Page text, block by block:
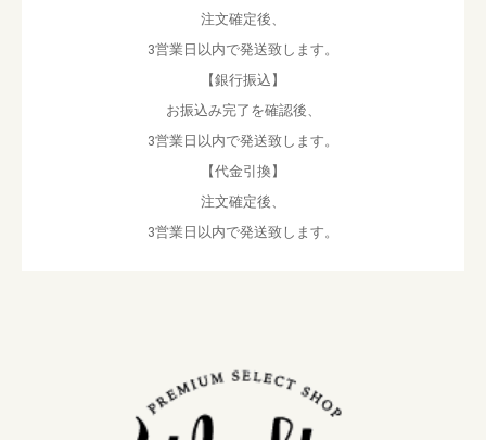
注文確定後、
3営業日以内で発送致します。
【銀行振込】
お振込み完了を確認後、
3営業日以内で発送致します。
【代金引換】
注文確定後、
3営業日以内で発送致します。